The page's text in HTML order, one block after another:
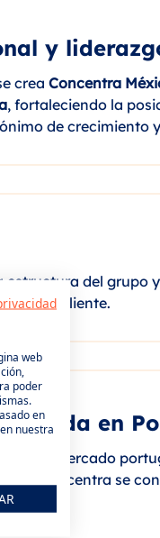
y
crea Concentra
, fortaleciendo la
de crecimiento
estructura del grupo
al cliente.
en
en el mercado
Concentra se
web
poder
en
nuestra